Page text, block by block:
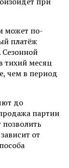
может по-
платёж
Сезонной
тихий месяц
чем в период
до
партии
от